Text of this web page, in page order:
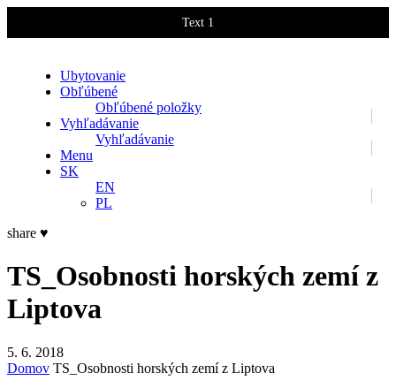
Text 1
Ubytovanie
Obľúbené
Obľúbené položky
Vyhľadávanie
Vyhľadávanie
Menu
SK
EN
PL
share ♥
TS_Osobnosti horských zemí z
Liptova
5. 6. 2018
Domov TS_Osobnosti horských zemí z Liptova